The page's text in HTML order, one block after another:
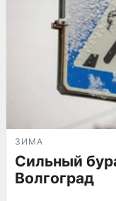
ЗИМА
Сильный
Волгоград